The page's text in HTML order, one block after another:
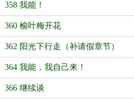
358 我能！
360 榆叶梅开花
362 阳光下行走（补请假章节）
364 我能，我自己来！
366 继续谈